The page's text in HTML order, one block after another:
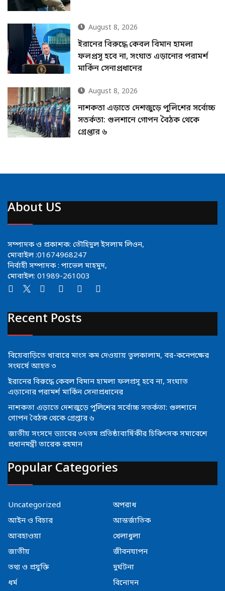
August 8, 2026
ইরানের বিরুদ্ধে কেবল বিমান হামলা
ফলপ্রসূ হবে না, সংঘাত এড়ানোর পরামর্শ
মার্কিন সেনাপ্রধানের
August 8, 2026
নাশকতা এড়াতে দেশজুড়ে পুলিশের সর্বোচ্চ
সতর্কতা: গুলশানে গোপন বৈঠক থেকে
গ্রেপ্তার ৬
About US
সম্পাদক ও প্রকাশক: তৌহিদুল ইসলাম লিওন,
মোবাইল :01674968247
নির্বাহী সম্পাদক : পাভেল মাহমুদ,
মোবাইল: 01989-261003
Recent Posts
বিয়েবাড়িতে খাবারে মাংস কম দেওয়ায় তুলকালাম, বর-কনেপক্ষের
সংঘর্ষে আহত ৩
ইরানের বিরুদ্ধে কেবল বিমান হামলা ফলপ্রসূ হবে না, সংঘাত
এড়ানোর পরামর্শ মার্কিন সেনাপ্রধানের
নাশকতা এড়াতে দেশজুড়ে পুলিশের সর্বোচ্চ সতর্কতা: গুলশানে
গোপন বৈঠক থেকে গ্রেপ্তার ৬
জাতীয় সংসদে ড্যাবের ৩৭তম প্রতিষ্ঠাবার্ষিকীর চিকিৎসক সমাবেশে
প্রধানমন্ত্রী তারেক রহমান
Popular Categories
Uncategorized
অপরাধ
আইন ও বিচার
আন্তর্জাতিক
আবহাওয়া
খেলাধুলা
জাতীয়
জীবনযাপন
তথ্য ও প্রযুক্তি
দুর্ঘটনা
ধর্ম
বিনোদন